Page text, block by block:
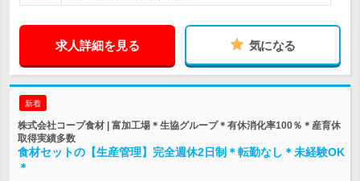
求人詳細を見る 気になる
新着
株式会社コープ食材 | 富加工場＊生協グループ＊有休消化率100％＊産育休
取得実績多数
食材セットの【生産管理】完全週休2日制＊転勤なし＊未経験OK
＊